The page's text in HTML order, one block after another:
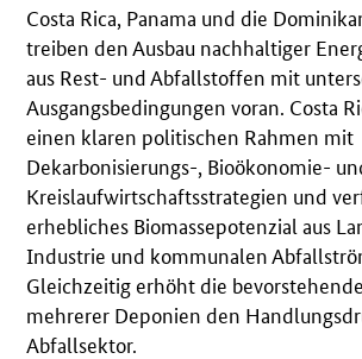
Costa Rica, Panama und die
treiben den Ausbau nachhaltiger
aus Rest- und Abfallstoffen mit
Ausgangsbedingungen voran. Costa
einen klaren politischen Rahmen mit
Dekarbonisierungs-, Bioökonomie-
Kreislaufwirtschaftsstrategien und
erhebliches Biomassepotenzial aus
Industrie und kommunalen
Gleichzeitig erhöht die
mehrerer Deponien den
Abfallsektor.